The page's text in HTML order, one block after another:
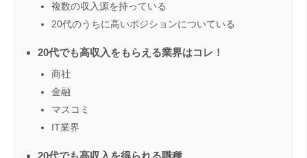
複数の収入源を持っている
20代のうちに高いポジションについている
20代でも高収入をもらえる業界はコレ！
商社
金融
マスコミ
IT業界